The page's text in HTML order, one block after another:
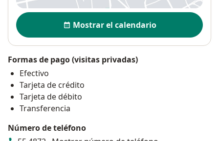
Disponibilidad
Mostrar el calendario
Formas de pago (visitas privadas)
Efectivo
Tarjeta de crédito
Tarjeta de débito
Transferencia
Número de teléfono